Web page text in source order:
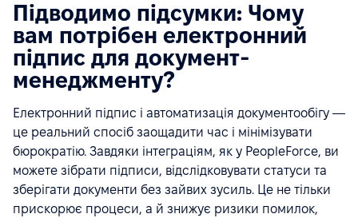
Підводимо підсумки: Чому
вам потрібен електронний
підпис для документ-
менеджменту?
Електронний підпис і автоматизація документообігу —
це реальний спосіб заощадити час і мінімізувати
бюрократію. Завдяки інтеграціям, як у PeopleForce, ви
можете зібрати підписи, відслідковувати статуси та
зберігати документи без зайвих зусиль. Це не тільки
прискорює процеси, а й знижує ризики помилок,